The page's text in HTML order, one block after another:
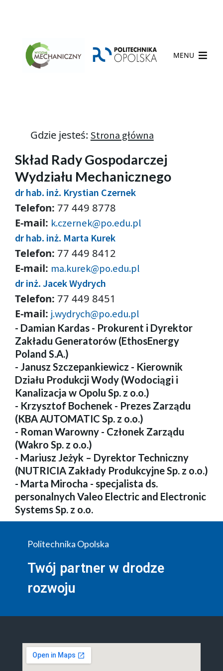
MENU
Gdzie jesteś: Strona główna
Skład Rady Gospodarczej
Wydziału Mechanicznego
dr hab. inż. Krystian Czernek
Telefon: 77 449 8778
E-mail: k.czernek@po.edu.pl
dr hab. inż. Marta Kurek
Telefon: 77 449 8412
E-mail: ma.kurek@po.edu.pl
dr inż. Jacek Wydrych
Telefon: 77 449 8451
E-mail: j.wydrych@po.edu.pl
- Damian Kardas - Prokurent i Dyrektor
Zakładu Generatorów (EthosEnergy
Poland S.A.)
- Janusz Szczepankiewicz - Kierownik
Działu Produkcji Wody (Wodociągi i
Kanalizacja w Opolu Sp. z o.o.)
- Krzysztof Bochenek - Prezes Zarządu
(KBA AUTOMATIC Sp. z o.o.)
- Roman Warowny - Członek Zarządu
(Wakro Sp. z o.o.)
- Mariusz Jeżyk – Dyrektor Techniczny
(NUTRICIA Zakłady Produkcyjne Sp. z o.o.)
- Marta Mirocha - specjalista ds.
personalnych Valeo Electric and Electronic
Systems Sp. z o.o.
Politechnika Opolska
Twój partner w drodze
rozwoju